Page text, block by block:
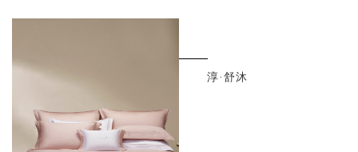
淳·舒沐